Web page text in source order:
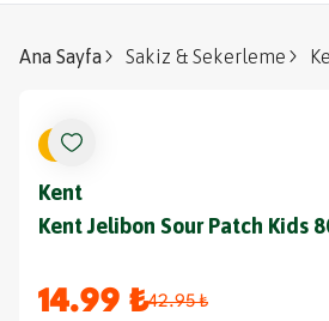
Ana Sayfa Sakiz & Sekerleme
% 65
Kent
Kent Jelibon Sour Patch Kids
14.99 ₺42.95 ₺